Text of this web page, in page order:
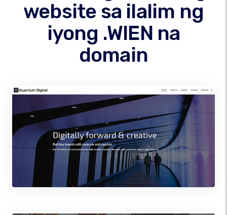
website sa ilalim ng
iyong .WIEN na
domain